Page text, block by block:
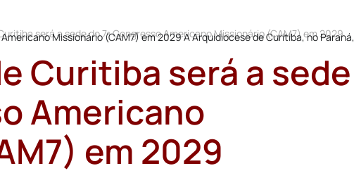
será a sede do 7º Congresso Americano Missionário (CAM7) em 2029
Missionário (CAM7) em 2029 A Arquidiocese de Curitiba, no Paraná,
Curitiba será a sede
Americano
em 2029